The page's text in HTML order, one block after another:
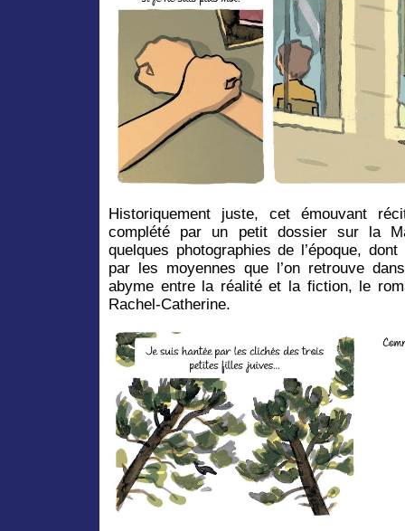
Historiquement juste, cet émouvant
complété par un petit dossier sur la
quelques photographies de l’époque,
par les moyennes que l’on retrouve
abyme entre la réalité et la fiction, le
Rachel-Catherine.